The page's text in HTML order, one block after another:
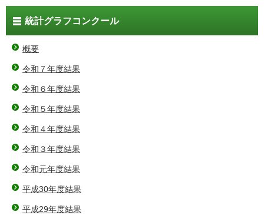
統計グラフコンクール
概要
令和７年度結果
令和６年度結果
令和５年度結果
令和４年度結果
令和３年度結果
令和元年度結果
平成30年度結果
平成29年度結果